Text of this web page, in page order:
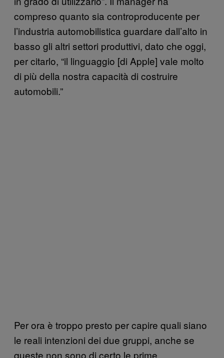
compreso quanto sia controproducente per
l’industria automobilistica guardare dall’alto in
basso gli altri settori produttivi, dato che oggi,
per citarlo, “il linguaggio [di Apple] vale molto
di più della nostra capacità di costruire
automobili.”
Per ora è troppo presto per capire quali siano
le reali intenzioni dei due gruppi, anche se
queste non sono di certo le prime